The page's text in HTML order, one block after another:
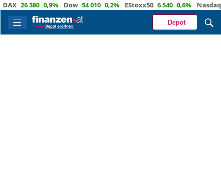
26 380 0,9% Dow 54 010 0,2% EStoxx50 6 540 0,6% Nasdaq 29
Depot